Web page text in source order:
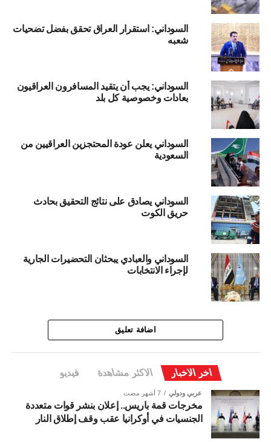
السوداني: استقرار العراق تحقق بفضل تضحيات
شعبه
السوداني: يجب أن يتقيد المسافرون العراقيون
بعادات وخصوصية كل بلد
السوداني يعلن عودة المحتجزين العراقيين من
السعودية
السوداني يصادق على نتائج التحقيق بحادث
حريق الكوت
السوداني والعبادي يبحثان التحضيرات الجارية
لإجراء الانتخابات
اضافة تعليق
اخر الاخبار الاكثر مشاهدة فيديو
عربي ودولي 7 أشهر مضت
مخرجات قمة باريس.. إعلان بنشر قوات متعددة
الجنسيات في أوكرانيا عقب وقف إطلاق النار